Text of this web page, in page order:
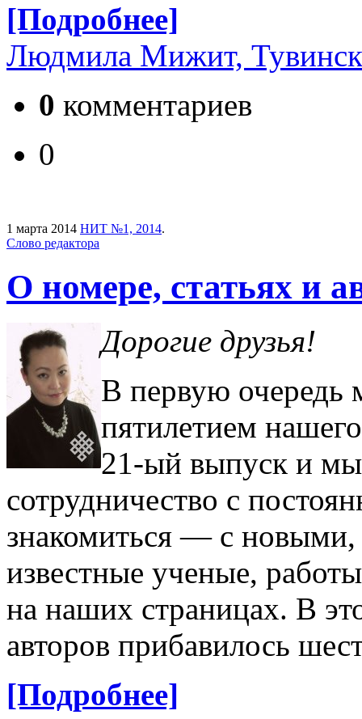
[Подробнее]
Людмила Мижит,
0 комментариев
0
1 марта 2014 НИТ №1, 2014.
Слово редактора
О номере, статьях и
Дорогие друзья!
В первую очередь
пятилетием
21-ый выпуск и
сотрудничество с
знакомиться — с новыми,
известные ученые,
на наших страницах. В
авторов прибавилось
[Подробнее]